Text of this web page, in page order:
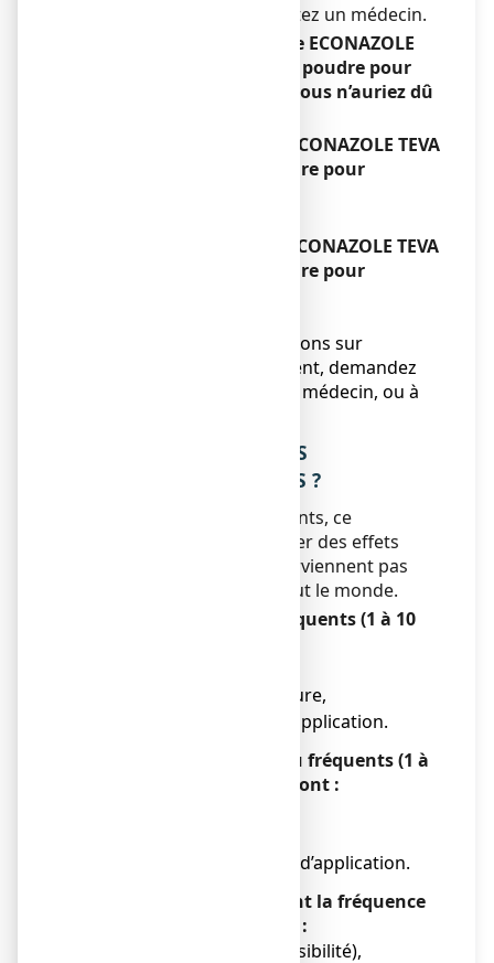
Si cela ne suffit pas, consultez un médecin.
Si vous avez utilisé plus de ECONAZOLE
TEVA SANTE 1 POUR CENT, poudre pour
application cutanée que vous n’auriez dû
Si vous oubliez d’utiliser ECONAZOLE TEVA
SANTE 1 POUR CENT, poudre pour
Si vous arrêtez d’utiliser ECONAZOLE TEVA
SANTE 1 POUR CENT, poudre pour
Si vous avez d’autres questions sur
l’utilisation de ce médicament, demandez
plus d’informations à votre médecin, ou à
4. QUELS SONT LES EFFETS
INDESIRABLES EVENTUELS ?
Comme tous les médicaments, ce
médicament peut provoquer des effets
indésirables, mais ils ne surviennent pas
systématiquement chez tout le monde.
Les effets indésirables fréquents (1 à 10
● une sensation de brûlure,
● une douleur au site d’application.
Les effets indésirables peu fréquents (1 à
10 utilisateurs sur 1 000) sont :
● un gonflement au site d’application.
Les effets indésirables dont la fréquence
n’est pas déterminée sont :
● une allergie (hypersensibilité),